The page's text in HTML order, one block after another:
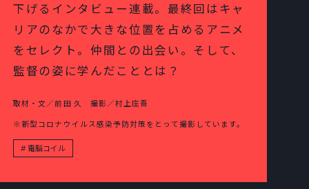
下げるインタビュー連載。最終回はキャ
リアのなかで大きな位置を占めるアニメ
をセレクト。仲間との出会い。そして、
監督の姿に学んだこととは？
取材・文／前田 久 撮影／村上庄吾
※新型コロナウイルス感染予防対策をとって撮影しています。
電脳コイル